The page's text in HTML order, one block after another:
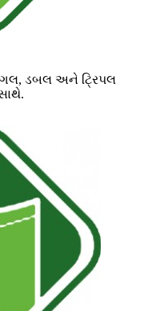
ડબલ અને ટ્રિપલ